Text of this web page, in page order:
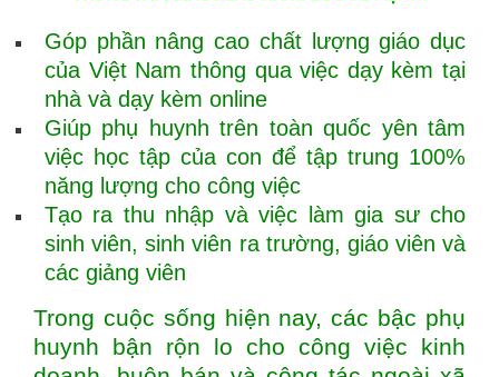
Góp phần nâng cao chất lượng giáo dục
của Việt Nam thông qua việc dạy kèm tại
nhà và dạy kèm online
Giúp phụ huynh trên toàn quốc yên tâm
việc học tập của con để tập trung 100%
năng lượng cho công việc
Tạo ra thu nhập và việc làm gia sư cho
sinh viên, sinh viên ra trường, giáo viên và
các giảng viên
Trong cuộc sống hiện nay, các bậc phụ
huynh bận rộn lo cho công việc kinh